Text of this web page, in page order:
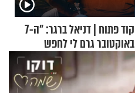
קוד פתוח | דניאל ברגר: "ה-7
באוקטובר גרם לי לחפש
תשובות"